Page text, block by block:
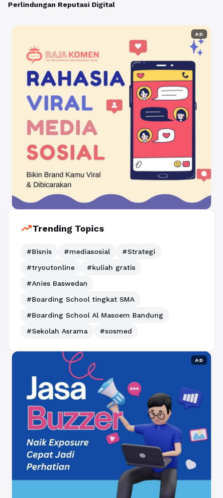
Perlindungan Reputasi Digital
AD
trending_upTrending Topics
#Bisnis #mediasosial
#Strategi
#tryoutonline
#kuliah gratis
#Anies Baswedan
#Boarding School tingkat SMA
#Boarding School Al Masoem Bandung
#Sekolah Asrama
#sosmed
AD